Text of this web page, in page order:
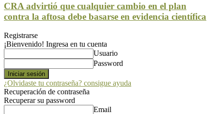
CRA advirtió que cualquier cambio en el plan
contra la aftosa debe basarse en evidencia científica
Registrarse
¡Bienvenido! Ingresa en tu cuenta
Usuario
Password
¿Olvidaste tu contraseña? consigue ayuda
Recuperación de contraseña
Recuperar su password
Email